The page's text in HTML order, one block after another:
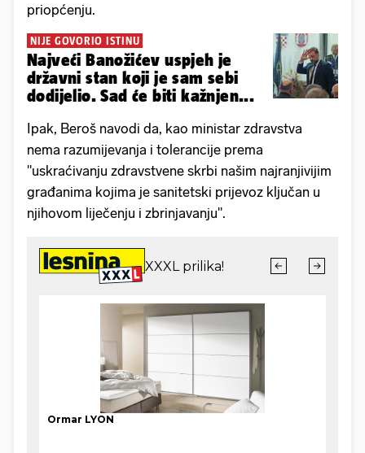
priopćenju.
NIJE GOVORIO ISTINU
Najveći Banožićev uspjeh je
državni stan koji je sam sebi
dodijelio. Sad će biti kažnjen...
Ipak, Beroš navodi da, kao ministar zdravstva
nema razumijevanja i tolerancije prema
"uskraćivanju zdravstvene skrbi našim najranjivijim
građanima kojima je sanitetski prijevoz ključan u
njihovom liječenju i zbrinjavanju".